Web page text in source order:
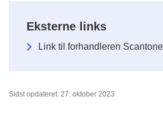
Eksterne links
Link til forhandleren
Sidst opdateret: 27. oktober 2023